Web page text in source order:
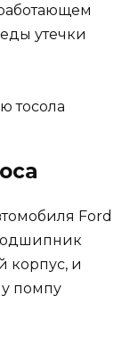
утечки
тосола
Ford
корпус, и
помпу